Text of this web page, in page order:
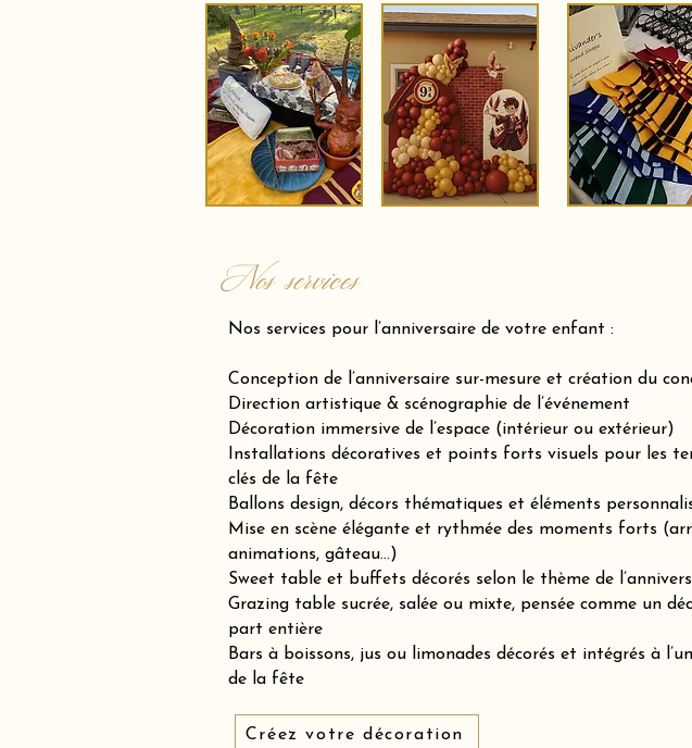
Nos services
Nos services pour l’anniversaire de votre enfant :
Conception de l’anniversaire sur-mesure et création du
Direction artistique & scénographie de l’événement
Décoration immersive de l’espace (intérieur ou extérieur)
Installations décoratives et points forts visuels pour les
clés de la fête
Ballons design, décors thématiques et éléments
Mise en scène élégante et rythmée des moments forts
animations, gâteau…)
Sweet table et buffets décorés selon le thème de
Grazing table sucrée, salée ou mixte, pensée comme un
part entière
Bars à boissons, jus ou limonades décorés et intégrés à
de la fête
Créez votre décoration